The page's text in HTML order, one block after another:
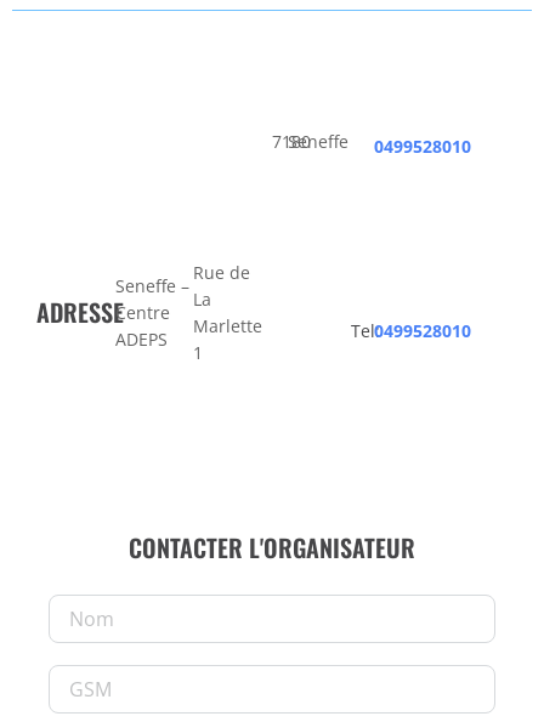
CONTACTER L'ORGANISATEUR
ADRESSE
Seneffe –
Centre
ADEPS
Rue de
La
Marlette
1
7180
Seneffe 0499528010
Tel:0499528010